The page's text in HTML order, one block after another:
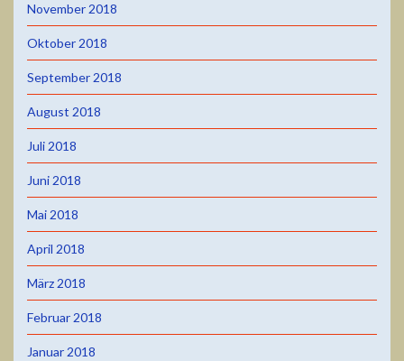
November 2018
Oktober 2018
September 2018
August 2018
Juli 2018
Juni 2018
Mai 2018
April 2018
März 2018
Februar 2018
Januar 2018